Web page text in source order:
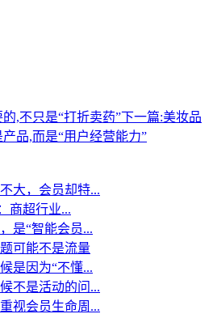
,不只是“打折卖药”下一篇:美妆品
品,而是“用户经营能力”
大，会员却特...
商超行业...
是“智能会员...
可能不是流量
是因为“不懂...
不是活动的问...
视会员生命周...